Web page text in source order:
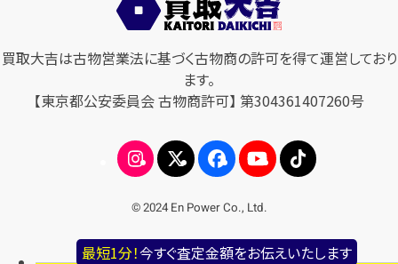
最短1分！今すぐ査定金額をお伝えいたします
買取大吉は古物営業法に基づく古物商の許可を得て運営しており
ます。
【東京都公安委員会 古物商許可】 第304361407260号
© 2024 En Power Co., Ltd.